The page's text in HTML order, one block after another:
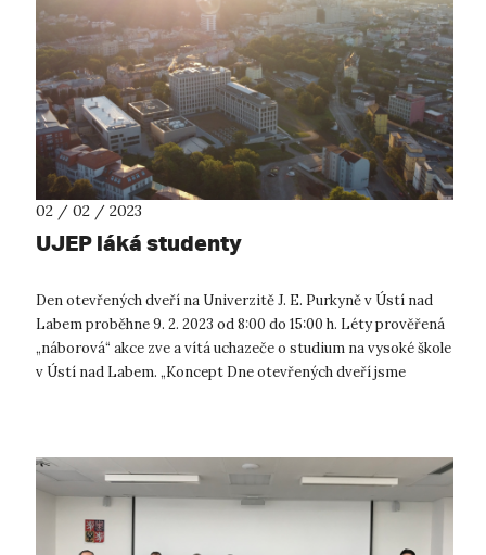
02 / 02 / 2023
UJEP láká studenty
Den otevřených dveří na Univerzitě J. E. Purkyně v Ústí nad
Labem proběhne 9. 2. 2023 od 8:00 do 15:00 h. Léty prověřená
„náborová“ akce zve a vítá uchazeče o studium na vysoké škole
v Ústí nad Labem. „Koncept Dne otevřených dveří jsme